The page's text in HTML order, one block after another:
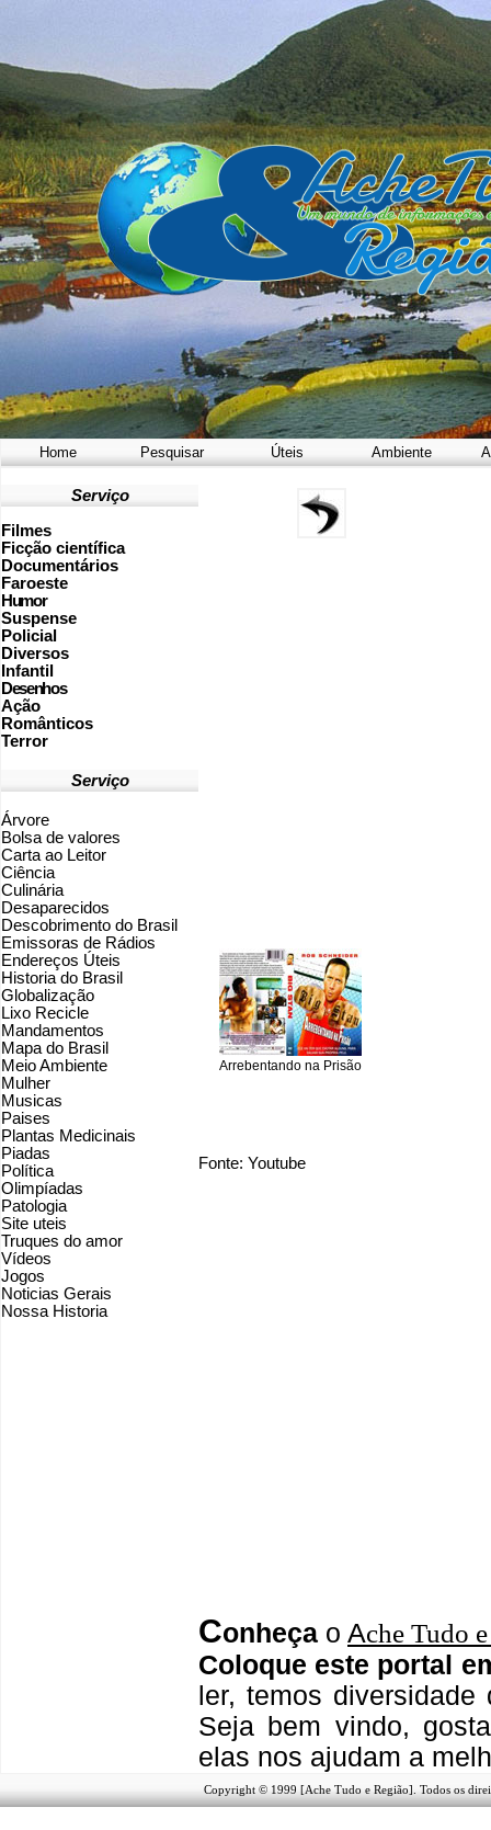
Home Pesquisar Úteis Ambiente
Serviço
Filmes
Ficção científica
Documentários
Faroeste
Humor
Suspense
Policial
Diversos
Infantil
Desenhos
Ação
Românticos
Terror
Serviço
Árvore
Bolsa de valores
Carta ao Leitor
Ciência
Culinária
Desaparecidos
Descobrimento do Brasil
Emissoras de Rádios
Endereços Úteis
Historia do Brasil
Globalização
Lixo Recicle
Mandamentos
Mapa do Brasil
Meio Ambiente
Mulher
Musicas
Paises
Plantas Medicinais
Piadas
Política
Olimpíadas
Patologia
Site uteis
Truques do amor
Vídeos
Jogos
Noticias Gerais
Nossa Historia
Arrebentando na Prisão
Fonte: Youtube
Conheça o Ache Tudo
Coloque este portal
ler, temos diversidade
Seja bem vindo, g
elas nos ajudam a
Copyright © 1999 [Ache Tudo e Região]. Todos os